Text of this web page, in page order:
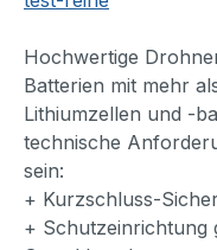
Hochwertige
Batterien mit mehr
Lithiumzellen und -
technische
sein:
+ Kurzschluss-
+ Schutzeinrichtung